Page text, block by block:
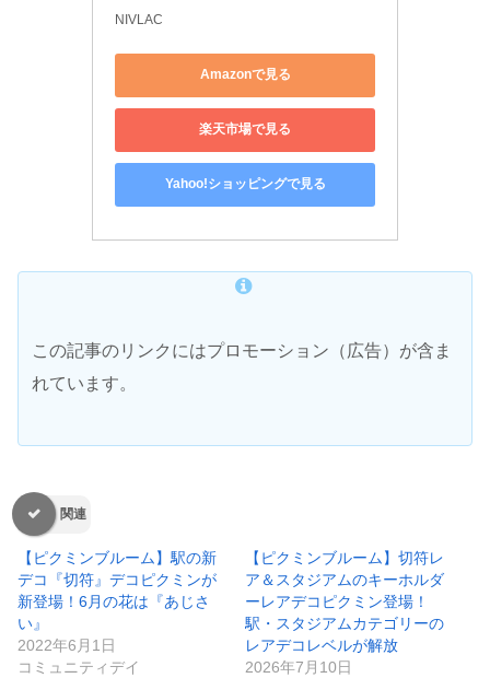
NIVLAC
Amazonで見る
楽天市場で見る
Yahoo!ショッピングで見る
この記事のリンクにはプロモーション（広告）が含ま
れています。
関連
【ピクミンブルーム】駅の新
デコ『切符』デコピクミンが
新登場！6月の花は『あじさ
い』
2022年6月1日
コミュニティデイ
【ピクミンブルーム】切符レ
ア＆スタジアムのキーホルダ
ーレアデコピクミン登場！
駅・スタジアムカテゴリーの
レアデコレベルが解放
2026年7月10日